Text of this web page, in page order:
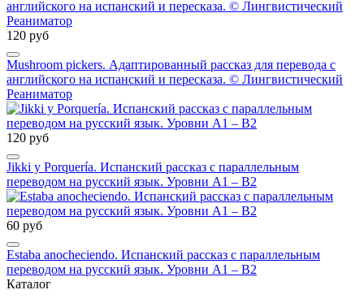
120 руб
Mushroom pickers. Адаптированный рассказ для перевода с
английского на испанский и пересказа. © Лингвистический
Реаниматор
120 руб
Jikki y Porquería. Испанский рассказ с параллельным
переводом на русский язык. Уровни А1 – В2
60 руб
Estaba anocheciendo. Испанский рассказ с параллельным
переводом на русский язык. Уровни А1 – В2
Каталог